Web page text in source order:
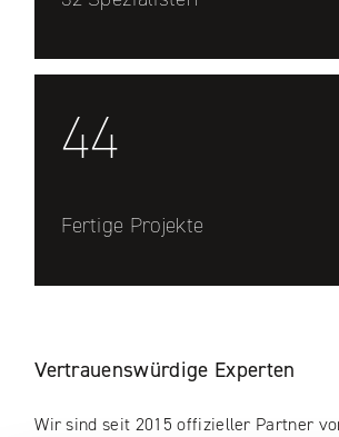
44
Fertige Projekte
Vertrauenswürdige Experten
Wir sind seit 2015 offizieller Partner